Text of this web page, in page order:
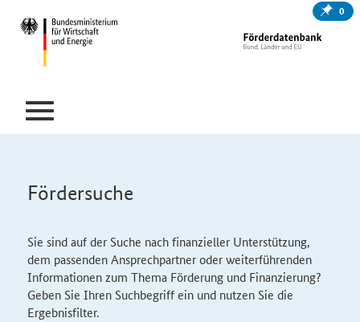
0
Fördersuche
Sie sind auf der Suche nach finanzieller Unterstützung,
dem passenden Ansprechpartner oder weiterführenden
Informationen zum Thema Förderung und Finanzierung?
Geben Sie Ihren Suchbegriff ein und nutzen Sie die
Ergebnisfilter.